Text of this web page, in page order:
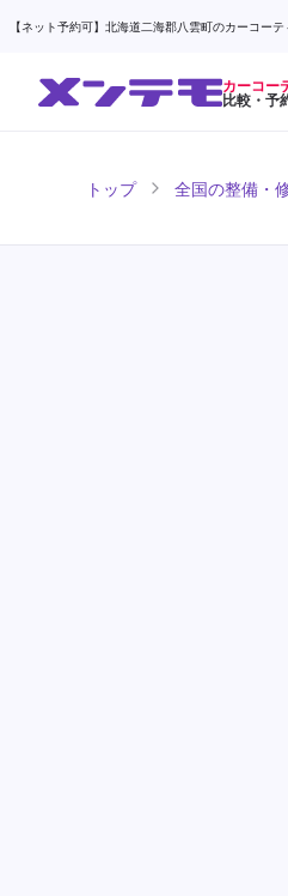
【ネット予約可】北海道二海郡八雲町のカーコー
カーコー
比較・予
トップ 全国の整備・